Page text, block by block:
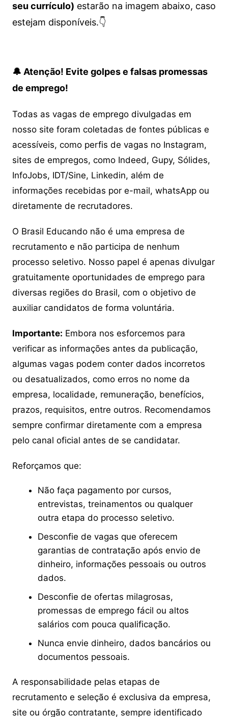
seu currículo) estarão na imagem abaixo, caso
estejam disponíveis.👇
🔔 Atenção! Evite golpes e falsas promessas
de emprego!
Todas as vagas de emprego divulgadas em
nosso site foram coletadas de fontes públicas e
acessíveis, como perfis de vagas no Instagram,
sites de empregos, como Indeed, Gupy, Sólides,
InfoJobs, IDT/Sine, Linkedin, além de
informações recebidas por e-mail, whatsApp ou
diretamente de recrutadores.
O Brasil Educando não é uma empresa de
recrutamento e não participa de nenhum
processo seletivo. Nosso papel é apenas divulgar
gratuitamente oportunidades de emprego para
diversas regiões do Brasil, com o objetivo de
auxiliar candidatos de forma voluntária.
Importante: Embora nos esforcemos para
verificar as informações antes da publicação,
algumas vagas podem conter dados incorretos
ou desatualizados, como erros no nome da
empresa, localidade, remuneração, benefícios,
prazos, requisitos, entre outros. Recomendamos
sempre confirmar diretamente com a empresa
pelo canal oficial antes de se candidatar.
Reforçamos que:
Não faça pagamento por cursos,
entrevistas, treinamentos ou qualquer
outra etapa do processo seletivo.
Desconfie de vagas que oferecem
garantias de contratação após envio de
dinheiro, informações pessoais ou outros
dados.
Desconfie de ofertas milagrosas,
promessas de emprego fácil ou altos
salários com pouca qualificação.
Nunca envie dinheiro, dados bancários ou
documentos pessoais.
A responsabilidade pelas etapas de
recrutamento e seleção é exclusiva da empresa,
site ou órgão contratante, sempre identificado